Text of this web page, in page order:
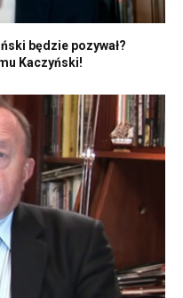
będzie pozywał?
Kaczyński!